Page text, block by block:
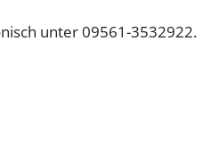
unter 09561-3532922.